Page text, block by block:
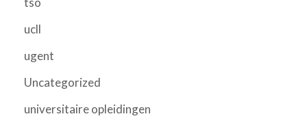
ucll
ugent
Uncategorized
universitaire opleidingen